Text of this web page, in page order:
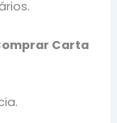
Carta